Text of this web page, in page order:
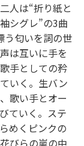
人は“折り紙と
シグレ”の3曲
う匂いを詞の世
は互いに手を
手としての矜
いく。生バン
歌い手とオー
ていく。ステ
めくピンクの